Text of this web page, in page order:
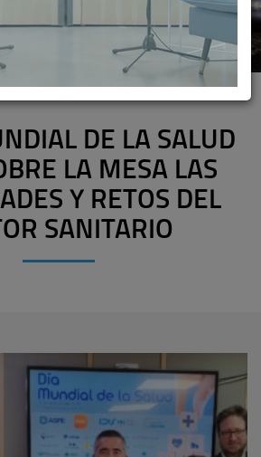
DE LA SALUD
LA MESA LAS
Y RETOS DEL
SANITARIO